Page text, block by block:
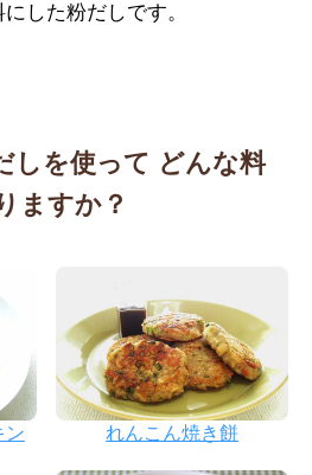
した粉だしです。
しを使って どんな料
ますか？
ン れんこん焼き餅